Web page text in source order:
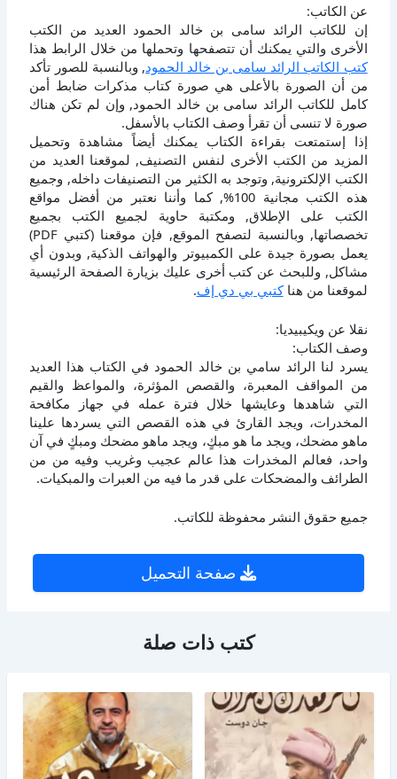
عن الكاتب:
إن للكاتب الرائد سامى بن خالد الحمود العديد من الكتب
الأخرى والتي يمكنك أن تتصفحها وتحملها من خلال الرابط هذا
كتب الكاتب الرائد سامى بن خالد الحمود, وبالنسبة للصور تأكد
من أن الصورة بالأعلى هي صورة كتاب مذكرات ضابط أمن
كامل للكاتب الرائد سامى بن خالد الحمود, وإن لم تكن هناك
صورة لا تنسى أن تقرأ وصف الكتاب بالأسفل.
إذا إستمتعت بقراءة الكتاب يمكنك أيضاً مشاهدة وتحميل
المزيد من الكتب الأخرى لنفس التصنيف, لموقعنا العديد من
الكتب الإلكترونية, وتوجد به الكثير من التصنيفات داخله, وجميع
هذه الكتب مجانية 100%, كما وأننا نعتبر من أفضل مواقع
الكتب على الإطلاق, ومكتبة حاوية لجميع الكتب بجميع
تخصصاتها, وبالنسبة لتصفح الموقع, فإن موقعنا (كتبي PDF)
يعمل بصورة جيدة على الكمبيوتر والهواتف الذكية, وبدون أي
مشاكل, وللبحث عن كتب أخرى عليك بزيارة الصفحة الرئيسية
لموقعنا من هناكتبي بي دي إف.
نقلا عن ويكيبيديا:
وصف الكتاب:
يسرد لنا الرائد سامي بن خالد الحمود في الكتاب هذا العديد
من المواقف المعبرة، والقصص المؤثرة، والمواعظ والقيم
التي شاهدها وعايشها خلال فترة عمله في جهاز مكافحة
المخدرات، ويجد القارئ في هذه القصص التي يسردها علينا
ماهو مضحك، ويجد ما هو مبكٍ، ويجد ماهو مضحك ومبكٍ في آن
واحد، فعالم المخدرات هذا عالم عجيب وغريب وفيه من من
الطرائف والمضحكات على قدر ما فيه من العبرات والمبكيات.
جميع حقوق النشر محفوظة للكاتب.
صفحة التحميل
كتب ذات صلة